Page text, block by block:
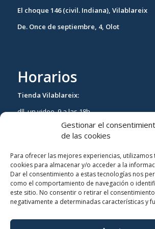
Gestionar el
de las cookies
Para ofrecer las mejores experiencias,
cookies para almacenar y/o acceder a la
Dar el consentimiento a estas tecnologías nos
como el comportamiento de navegación o
este sitio. No consentir o retirar el
negativamente a determinadas características y
El choque 146 (civil. Indiana), Vilablareix
De. Once de septiembre, 4, Olot
Horarios
Tienda Vilablareix:
dll. un video. 9 a las 18h.
ds. de 9 a las 13h.
dll. un video. 10H. a las 18h
Sáb cerrado.